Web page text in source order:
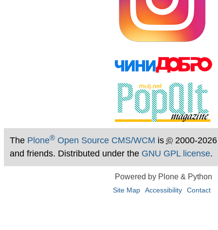
The Plone®Open Source CMS/WCM is ©2000-
and friends. Distributed under the GNU GPL license.
Powered by Plone & Python
Site Map Accessibility Contact